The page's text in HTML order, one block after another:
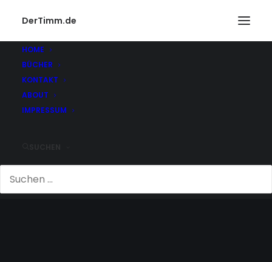
DerTimm.de
HOME
BÜCHER
KONTAKT
ABOUT
IMPRESSUM